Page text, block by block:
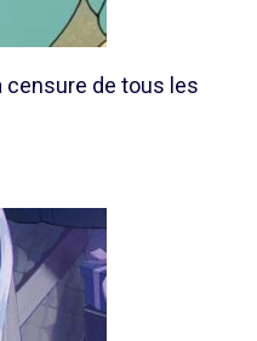
censure de tous les